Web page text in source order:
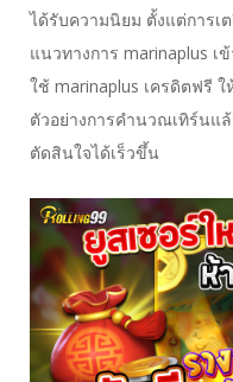
ได้รับความนิยม ตั้งแต่การเ
แนวทางการ marinaplus เ
ใช้ marinaplus เครดิตฟรี
ตัวอย่างการคำนวณเทิร์นแ
ตัดสินใจได้เร็วขึ้น